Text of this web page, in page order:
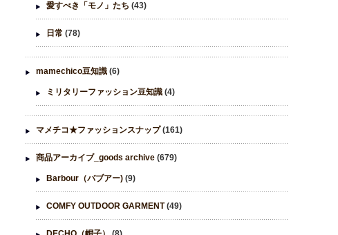
愛すべき「モノ」たち (43)
日常 (78)
mamechico豆知識 (6)
ミリタリーファッション豆知識 (4)
マメチコ★ファッションスナップ(161)
商品アーカイブ_goods archive (679)
Barbour（バブアー) (9)
COMFY OUTDOOR GARMENT(49)